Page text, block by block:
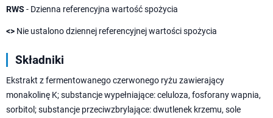
RWS - Dzienna referencyjna wartość spożycia
<> Nie ustalono dziennej referencyjnej wartości spożycia
Składniki
Ekstrakt z fermentowanego czerwonego ryżu zawierający
monakolinę K; substancje wypełniające: celuloza, fosforany wapnia,
sorbitol; substancje przeciwzbrylające: dwutlenek krzemu, sole